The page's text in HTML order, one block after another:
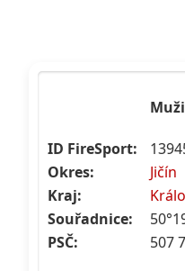
Muži
ID FireSport:
Okres:
Jičín
Kraj:
Souřadnice:
PSČ:
507